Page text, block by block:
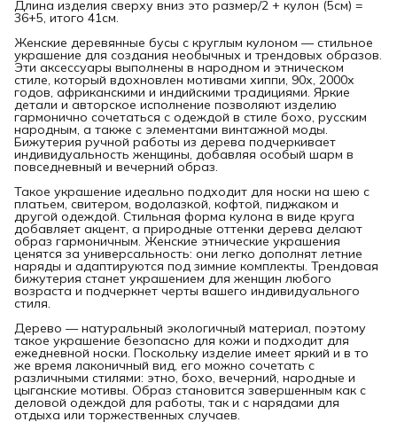
Длина изделия сверху вниз это размер/2 + кулон (5см) =
36+5, итого 41см.
Женские деревянные бусы с круглым кулоном — стильное
украшение для создания необычных и трендовых образов.
Эти аксессуары выполнены в народном и этническом
стиле, который вдохновлен мотивами хиппи, 90х, 2000х
годов, африканскими и индийскими традициями. Яркие
детали и авторское исполнение позволяют изделию
гармонично сочетаться с одеждой в стиле бохо, русским
народным, а также с элементами винтажной моды.
Бижутерия ручной работы из дерева подчеркивает
индивидуальность женщины, добавляя особый шарм в
повседневный и вечерний образ.
Такое украшение идеально подходит для носки на шею с
платьем, свитером, водолазкой, кофтой, пиджаком и
другой одеждой. Стильная форма кулона в виде круга
добавляет акцент, а природные оттенки дерева делают
образ гармоничным. Женские этнические украшения
ценятся за универсальность: они легко дополнят летние
наряды и адаптируются под зимние комплекты. Трендовая
бижутерия станет украшением для женщин любого
возраста и подчеркнет черты вашего индивидуального
стиля.
Дерево — натуральный экологичный материал, поэтому
такое украшение безопасно для кожи и подходит для
ежедневной носки. Поскольку изделие имеет яркий и в то
же время лаконичный вид, его можно сочетать с
различными стилями: этно, бохо, вечерний, народные и
цыганские мотивы. Образ становится завершенным как с
деловой одеждой для работы, так и с нарядами для
отдыха или торжественных случаев.